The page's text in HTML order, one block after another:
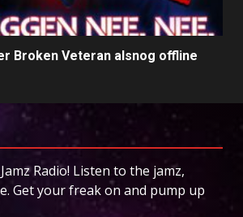
Broken Veteran alsnog offline
Radio! Listen to the jamz,
Get your freak on and pump up